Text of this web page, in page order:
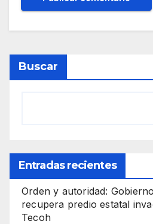
Buscar
Entradas recientes
Orden y autoridad:
recupera predio estatal
Tecoh